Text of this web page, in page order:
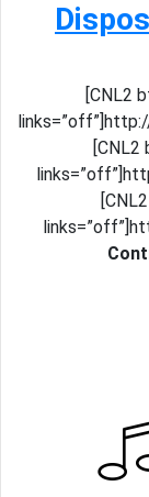
[CNL2
[CNL2